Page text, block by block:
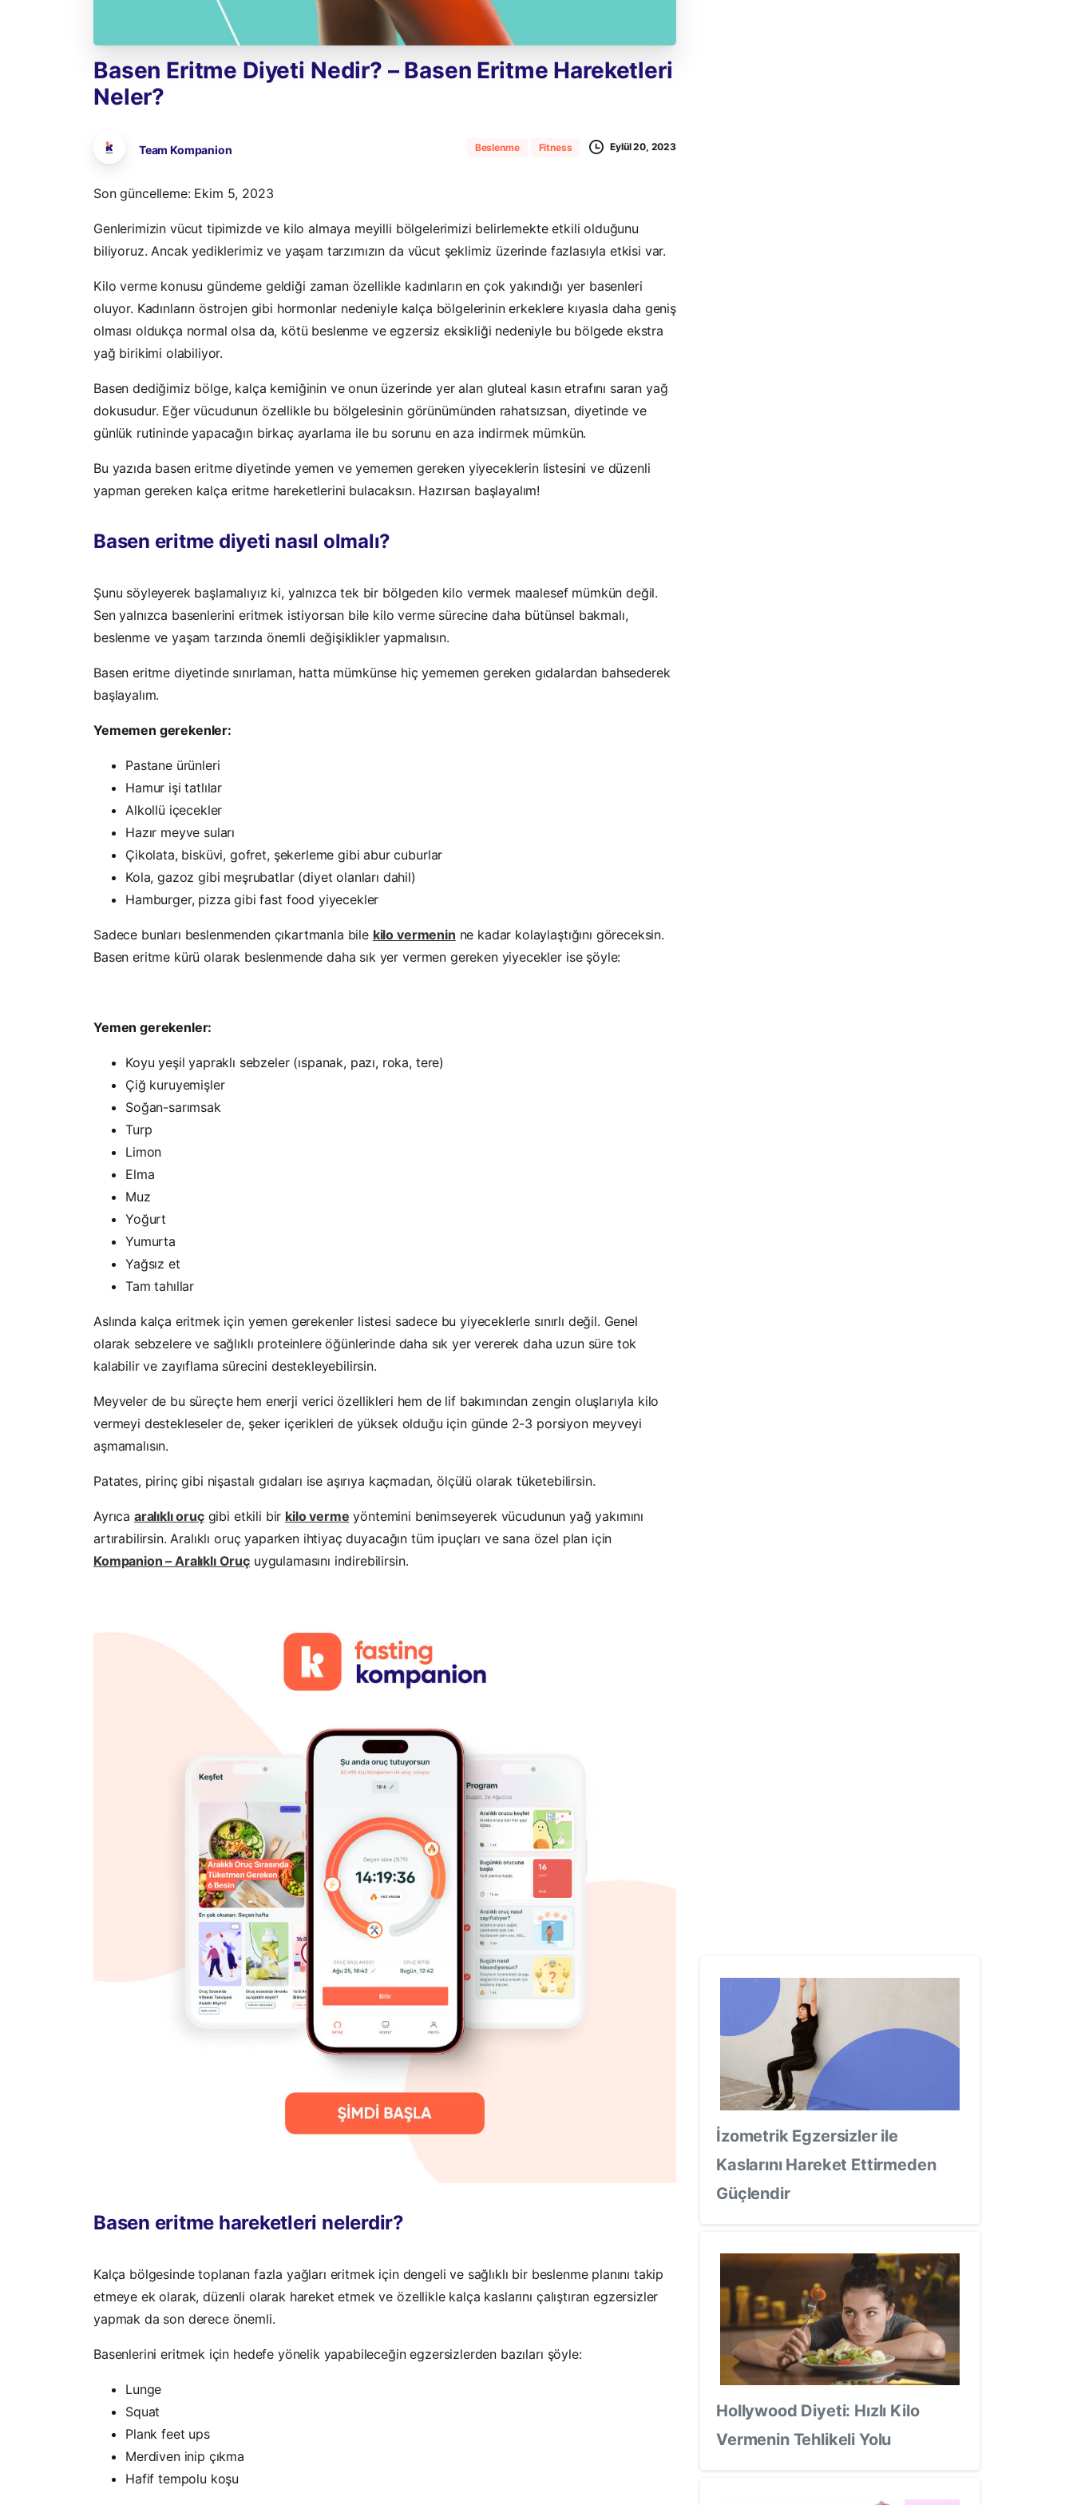
Basen Eritme Diyeti Nedir? – Basen Eritme Hareketleri
Neler?
Team Kompanion Beslenme Fitness Eylül 20, 2023
Son güncelleme: Ekim 5, 2023
Genlerimizin vücut tipimizde ve kilo almaya meyilli bölgelerimizi belirlemekte etkili olduğunu
biliyoruz. Ancak yediklerimiz ve yaşam tarzımızın da vücut şeklimiz üzerinde fazlasıyla etkisi var.
Kilo verme konusu gündeme geldiği zaman özellikle kadınların en çok yakındığı yer basenleri
oluyor. Kadınların östrojen gibi hormonlar nedeniyle kalça bölgelerinin erkeklere kıyasla daha geniş
olması oldukça normal olsa da, kötü beslenme ve egzersiz eksikliği nedeniyle bu bölgede ekstra
yağ birikimi olabiliyor.
Basen dediğimiz bölge, kalça kemiğinin ve onun üzerinde yer alan gluteal kasın etrafını saran yağ
dokusudur. Eğer vücudunun özellikle bu bölgelesinin görünümünden rahatsızsan, diyetinde ve
günlük rutininde yapacağın birkaç ayarlama ile bu sorunu en aza indirmek mümkün.
Bu yazıda basen eritme diyetinde yemen ve yememen gereken yiyeceklerin listesini ve düzenli
yapman gereken kalça eritme hareketlerini bulacaksın. Hazırsan başlayalım!
Basen eritme diyeti nasıl olmalı?
Şunu söyleyerek başlamalıyız ki, yalnızca tek bir bölgeden kilo vermek maalesef mümkün değil.
Sen yalnızca basenlerini eritmek istiyorsan bile kilo verme sürecine daha bütünsel bakmalı,
beslenme ve yaşam tarzında önemli değişiklikler yapmalısın.
Basen eritme diyetinde sınırlaman, hatta mümkünse hiç yememen gereken gıdalardan bahsederek
başlayalım.
Yememen gerekenler:
Pastane ürünleri
Hamur işi tatlılar
Alkollü içecekler
Hazır meyve suları
Çikolata, bisküvi, gofret, şekerleme gibi abur cuburlar
Kola, gazoz gibi meşrubatlar (diyet olanları dahil)
Hamburger, pizza gibi fast food yiyecekler
Sadece bunları beslenmenden çıkartmanla bile kilo vermenin ne kadar kolaylaştığını göreceksin.
Basen eritme kürü olarak beslenmende daha sık yer vermen gereken yiyecekler ise şöyle:
Yemen gerekenler:
Koyu yeşil yapraklı sebzeler (ıspanak, pazı, roka, tere)
Çiğ kuruyemişler
Soğan-sarımsak
Turp
Limon
Elma
Muz
Yoğurt
Yumurta
Yağsız et
Tam tahıllar
Aslında kalça eritmek için yemen gerekenler listesi sadece bu yiyeceklerle sınırlı değil. Genel
olarak sebzelere ve sağlıklı proteinlere öğünlerinde daha sık yer vererek daha uzun süre tok
kalabilir ve zayıflama sürecini destekleyebilirsin.
Meyveler de bu süreçte hem enerji verici özellikleri hem de lif bakımından zengin oluşlarıyla kilo
vermeyi destekleseler de, şeker içerikleri de yüksek olduğu için günde 2-3 porsiyon meyveyi
aşmamalısın.
Patates, pirinç gibi nişastalı gıdaları ise aşırıya kaçmadan, ölçülü olarak tüketebilirsin.
Ayrıca aralıklı oruçgibi etkili bir kilo verme yöntemini benimseyerek vücudunun yağ yakımını
artırabilirsin. Aralıklı oruç yaparken ihtiyaç duyacağın tüm ipuçları ve sana özel plan için
Kompanion – Aralıklı Oruç uygulamasını indirebilirsin.
Basen eritme hareketleri nelerdir?
Kalça bölgesinde toplanan fazla yağları eritmek için dengeli ve sağlıklı bir beslenme planını takip
etmeye ek olarak, düzenli olarak hareket etmek ve özellikle kalça kaslarını çalıştıran egzersizler
yapmak da son derece önemli.
Basenlerini eritmek için hedefe yönelik yapabileceğin egzersizlerden bazıları şöyle:
Lunge
Squat
Plank feet ups
Merdiven inip çıkma
Hafif tempolu koşu
İzometrik Egzersizler ile
Kaslarını Hareket Ettirmeden
Güçlendir
Hollywood Diyeti: Hızlı Kilo
Vermenin Tehlikeli Yolu